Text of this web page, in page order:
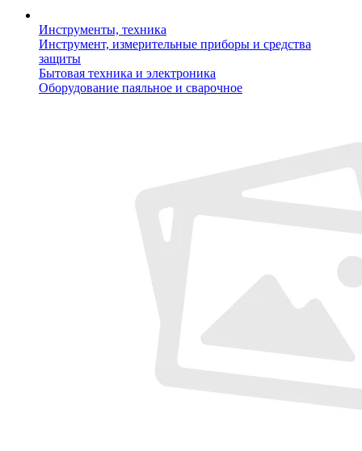
Инструменты, техника
Инструмент, измерительные приборы и средства
защиты
Бытовая техника и электроника
Оборудование паяльное и сварочное